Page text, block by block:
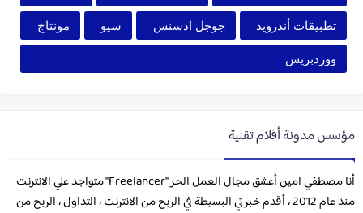
تطبيقات أندرويد جوجل ادسنس سيو مونتاج
ووردبريس
مؤسس مدونة أقلام تقنية
أنا مصطفي امين أعشق مجال العمل الحر "Freelancer" متواجد علي الانترنت
منذ عام 2012 ، أقدم خبرتي البسيطة في الربح من الانترنت ، التداول ، الربح من